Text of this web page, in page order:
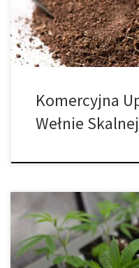
profesjonalistów na całym
kompleksowy […]
Komercyjna
Wełnie Skalnej
Kiedy przesadzać rośliny
tego, czy chodzi o uprawę